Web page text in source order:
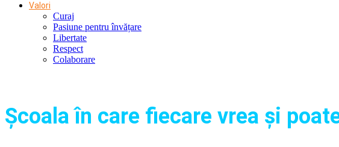
Valori
Curaj
Pasiune pentru învățare
Libertate
Respect
Colaborare
Şcoala în care fiecare vrea și